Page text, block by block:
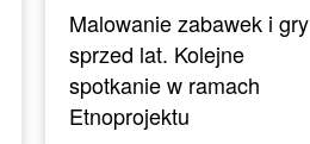
Malowanie zabawek i gry
sprzed lat. Kolejne
spotkanie w ramach
Etnoprojektu